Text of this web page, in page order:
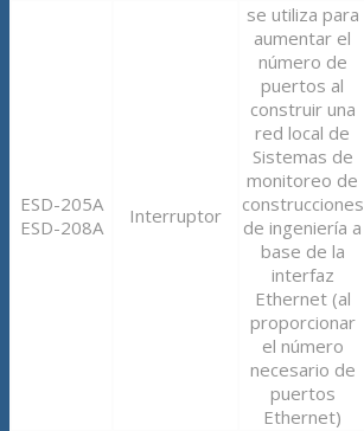
ESD-205A
ESD-208A
Interruptor
se utiliza para
aumentar el
número de
puertos al
construir una
red local de
Sistemas de
monitoreo de
construcciones
de ingeniería a
base de la
interfaz
Ethernet (al
proporcionar
el número
necesario de
puertos
Ethernet)